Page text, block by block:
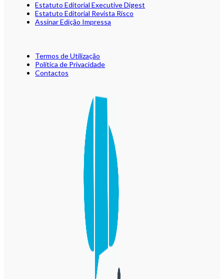
Estatuto Editorial Executive Digest
Estatuto Editorial Revista Risco
Assinar Edição Impressa
Termos de Utilização
Política de Privacidade
Contactos